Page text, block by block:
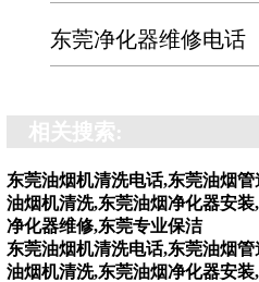
东莞净化器维修电话
相关搜索:
东莞油烟机清洗电话,东莞油烟
油烟机清洗,东莞油烟净化器安
净化器维修,东莞专业保洁
东莞油烟机清洗电话,东莞油烟
油烟机清洗,东莞油烟净化器安